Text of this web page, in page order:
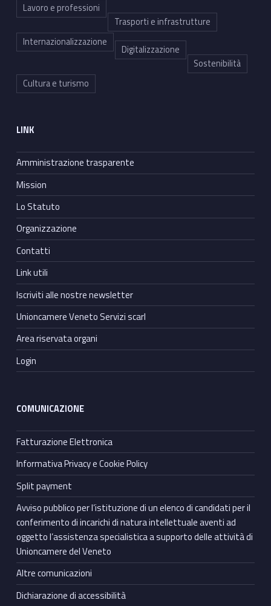
Lavoro e professioni
Trasporti e infrastrutture
Internazionalizzazione
Digitalizzazione
Sostenibilità
Cultura e turismo
LINK
Amministrazione trasparente
Mission
Lo Statuto
Organizzazione
Contatti
Link utili
Iscriviti alle nostre newsletter
Unioncamere Veneto Servizi scarl
Area riservata organi
Login
COMUNICAZIONE
Fatturazione Elettronica
Informativa Privacy e Cookie Policy
Split payment
Avviso pubblico per l’istituzione di un elenco di candidati per il
conferimento di incarichi di natura intellettuale aventi ad
oggetto l’assistenza specialistica a supporto delle attività di
Unioncamere del Veneto
Altre comunicazioni
Dichiarazione di accessibilità